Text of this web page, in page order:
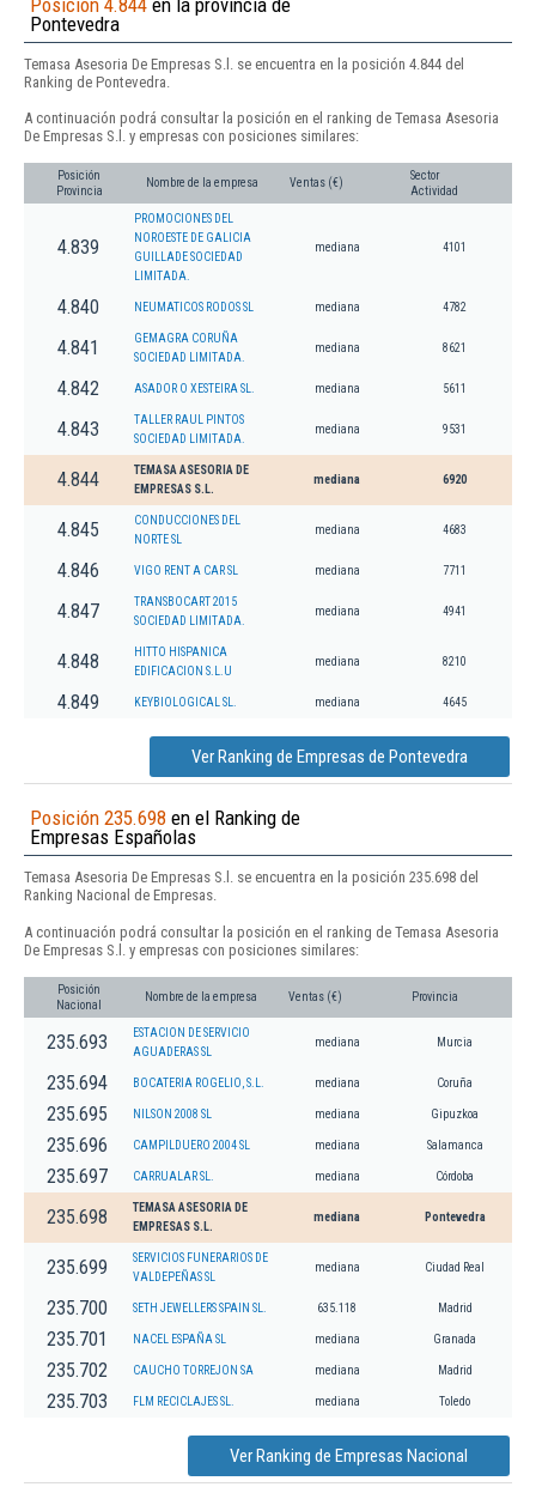
Posición 4.844 en la provincia de
Pontevedra
Temasa Asesoria De Empresas S.l. se encuentra en la posición 4.844 del
Ranking de Pontevedra.
A continuación podrá consultar la posición en el ranking de Temasa Asesoria
De Empresas S.l. y empresas con posiciones similares:
Posición
Provincia
Nombre de la empresa Ventas (€)
Sector
Actividad
4.839
PROMOCIONES DEL
NOROESTE DE GALICIA
GUILLADE SOCIEDAD
LIMITADA.
mediana 4101
4.840 NEUMATICOS RODOS SL mediana 4782
4.841
GEMAGRA CORUÑA
SOCIEDAD LIMITADA.
mediana 8621
4.842 ASADOR O XESTEIRA SL. mediana 5611
4.843
TALLER RAUL PINTOS
SOCIEDAD LIMITADA.
mediana 9531
4.844
TEMASA ASESORIA DE
EMPRESAS S.L.
mediana 6920
4.845
CONDUCCIONES DEL
NORTE SL
mediana 4683
4.846 VIGO RENT A CAR SL mediana 7711
4.847
TRANSBOCART 2015
SOCIEDAD LIMITADA.
mediana 4941
4.848
HITTO HISPANICA
EDIFICACION S.L.U
mediana 8210
4.849 KEYBIOLOGICAL SL. mediana 4645
Ver Ranking de Empresas de Pontevedra
Posición 235.698 en el Ranking de
Empresas Españolas
Temasa Asesoria De Empresas S.l. se encuentra en la posición 235.698 del
Ranking Nacional de Empresas.
A continuación podrá consultar la posición en el ranking de Temasa Asesoria
De Empresas S.l. y empresas con posiciones similares:
Posición
Nacional
Nombre de la empresa Ventas (€) Provincia
235.693
ESTACION DE SERVICIO
AGUADERAS SL
mediana Murcia
235.694 BOCATERIA ROGELIO, S.L. mediana Coruña
235.695 NILSON 2008 SL mediana Gipuzkoa
235.696 CAMPILDUERO 2004 SL mediana Salamanca
235.697 CARRUALAR SL. mediana Córdoba
235.698
TEMASA ASESORIA DE
EMPRESAS S.L.
mediana Pontevedra
235.699
SERVICIOS FUNERARIOS DE
VALDEPEÑAS SL
mediana Ciudad Real
235.700 SETH JEWELLERS SPAIN SL. 635.118 Madrid
235.701 NACEL ESPAÑA SL mediana Granada
235.702 CAUCHO TORREJON SA mediana Madrid
235.703 FLM RECICLAJES SL. mediana Toledo
Ver Ranking de Empresas Nacional